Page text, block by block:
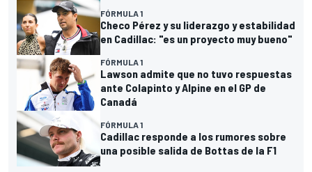
FÓRMULA 1
Checo Pérez y su liderazgo y estabilidad
en Cadillac: "es un proyecto muy bueno"
FÓRMULA 1
Lawson admite que no tuvo respuestas
ante Colapinto y Alpine en el GP de
Canadá
FÓRMULA 1
Cadillac responde a los rumores sobre
una posible salida de Bottas de la F1